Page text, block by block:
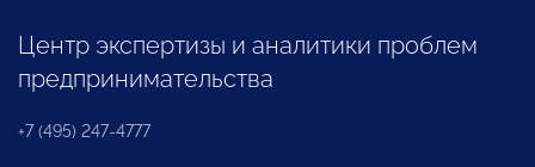
Центр экспертизы и аналитики проблем
предпринимательства
+7 (495) 247-4777